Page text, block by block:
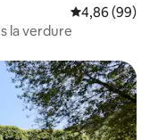
Note
4,86 (99)
la verdure
aimés